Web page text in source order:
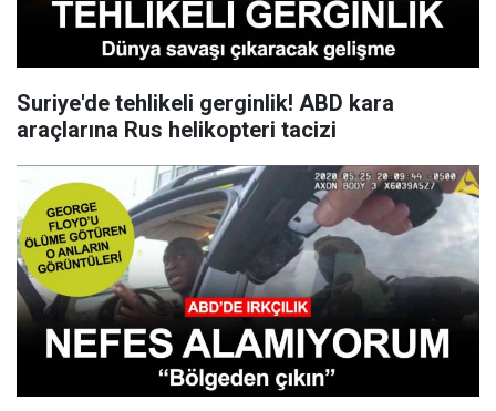
Suriye'de tehlikeli gerginlik! ABD kara
araçlarına Rus helikopteri tacizi